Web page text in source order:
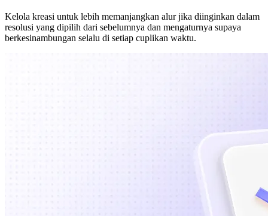
Kelola kreasi untuk lebih memanjangkan alur jika diinginkan dalam
resolusi yang dipilih dari sebelumnya dan mengaturnya supaya
berkesinambungan selalu di setiap cuplikan waktu.